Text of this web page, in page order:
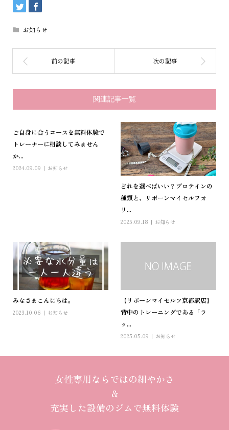
お知らせ
関連記事一覧
ご自身に合うコースを無料体験で
トレーナーに相談してみません
か...
2024.09.09 お知らせ
どれを選べばいい？プロテインの
種類と、リボーンマイセルフオ
リ...
2025.09.18 お知らせ
みなさまこんにちは。
2023.10.06 お知らせ
【リボーンマイセルフ京都駅店】
背中のトレーニングである「ラ
ッ...
2025.05.09 お知らせ
女性専用ならではの細やかさ
＆
充実した設備のジムで無料体験